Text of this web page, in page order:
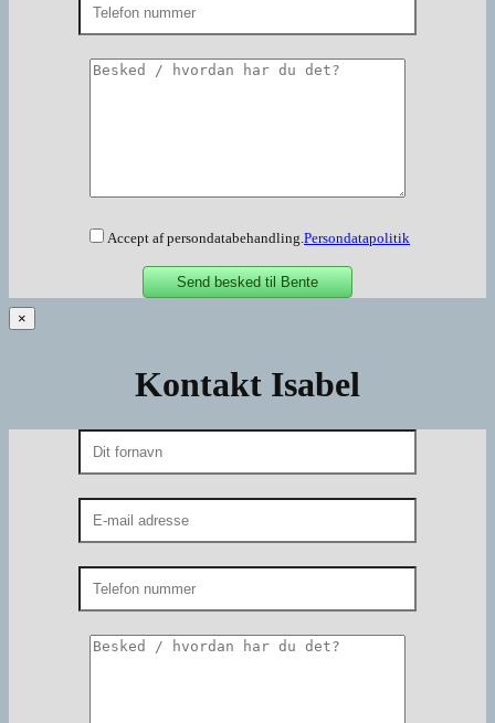
Accept af persondatabehandling.Persondatapolitik
×
Kontakt Isabel